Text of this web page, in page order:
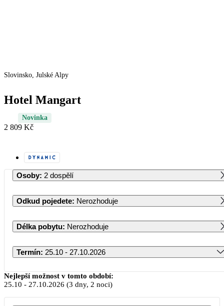
Slovinsko, Julské Alpy
Hotel Mangart
Novinka
2 809 Kč
Osoby: 2 dospělí
Odkud pojedete: Nerozhoduje
Délka pobytu: Nerozhoduje
Termín: 25.10 - 27.10.2026
Říjen 2026
PO ÚT ST ČT PÁ SO NE
Nejlepší možnost v tomto období:
25.10 - 27.10.2026 (3 dny, 2 noci)